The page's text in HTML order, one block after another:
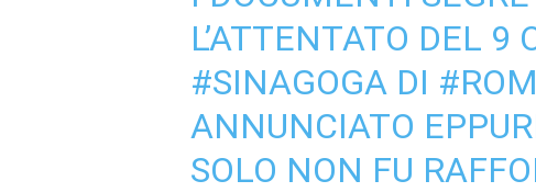
L’ATTENTATO DEL
#SINAGOGADI
ANNUNCIATO
SOLO NON FU